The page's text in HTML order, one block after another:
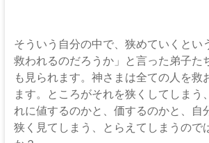
そういう自分の中で、狭めていくとい
救われるのだろうか」と言った弟子た
も見られます。神さまは全ての人を救
ます。ところがそれを狭くしてしまう
れに値するのかと、価するのかと、自
狭く見てしまう、とらえてしまうので